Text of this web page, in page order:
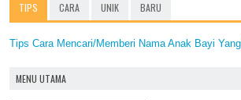
TIPS CARA UNIK BARU
Tips Cara Mencari/Memberi Nama Anak Bayi
MENU UTAMA